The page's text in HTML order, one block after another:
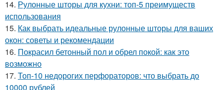
14. Рулонные шторы для кухни: топ-5 преимуществ
использования
15. Как выбрать идеальные рулонные шторы для ваших
окон: советы и рекомендации
16. Покрасил бетонный пол и обрел покой: как это
возможно
17. Топ-10 недорогих перфораторов: что выбрать до
10000 рублей